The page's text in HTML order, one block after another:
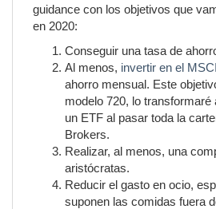
guidance con los objetivos que
en 2020:
Conseguir una tasa de
Al menos, invertir en el
ahorro mensual. Este
modelo 720, lo transformaré
un ETF al pasar toda la
Brokers.
Realizar, al menos, una
aristócratas.
Reducir el gasto en ocio,
suponen las comidas fuera